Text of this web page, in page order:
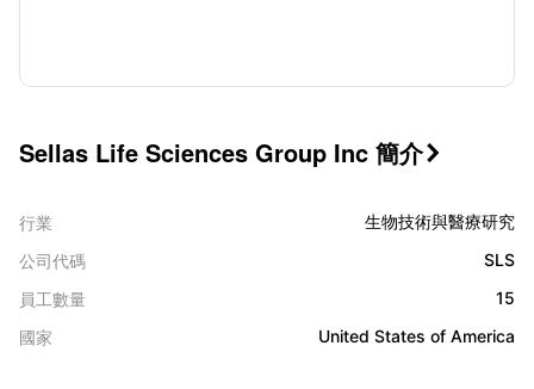
Sellas Life Sciences Group Inc 簡介
行業
生物技術與醫療研究
公司代碼
SLS
員工數量
15
國家
United States of America